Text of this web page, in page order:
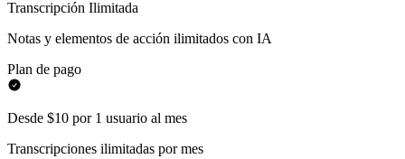
Transcripción Ilimitada
Notas y elementos de acción ilimitados con IA
Plan de pago
Desde $10 por 1 usuario al mes
Transcripciones ilimitadas por mes